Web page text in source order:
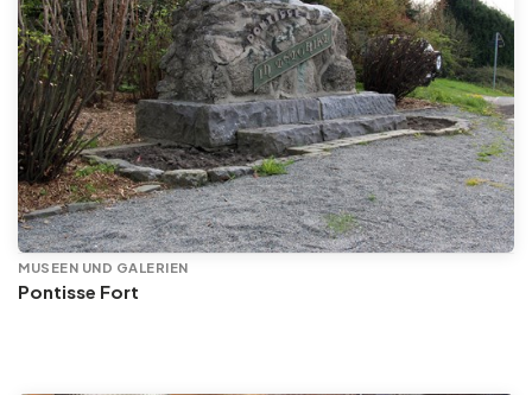
MUSEEN UND GALERIEN
Pontisse Fort